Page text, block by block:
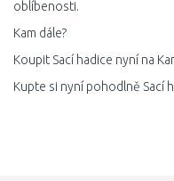
oblíbenosti.
Kam dále?
Koupit Sací hadice nyní na
Kupte si nyní pohodlně Sací